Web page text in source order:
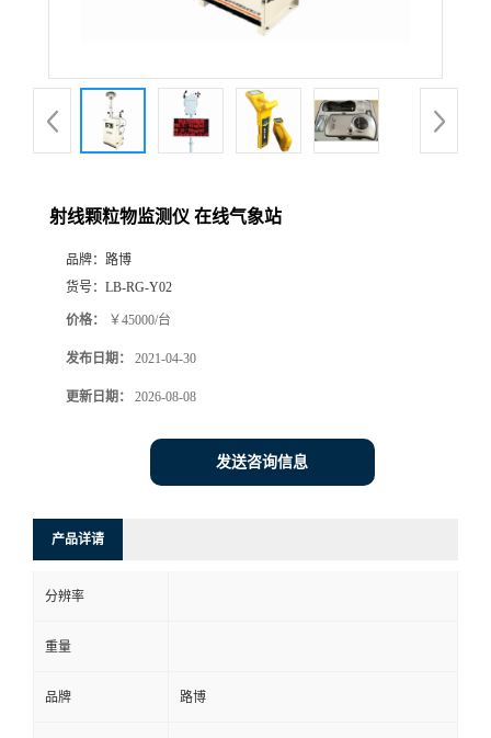
品
厅
系
射线颗粒物监测仪 在线气象站
品牌： 路博
货号： LB-RG-Y02
价格： ￥45000/台
发布日期： 2021-04-30
更新日期： 2026-08-08
发送咨询信息
产品详请
分辨率
重量
品牌 路博